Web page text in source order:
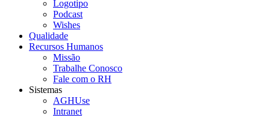
Logotipo
Podcast
Wishes
Qualidade
Recursos Humanos
Missão
Trabalhe Conosco
Fale com o RH
Sistemas
AGHUse
Intranet